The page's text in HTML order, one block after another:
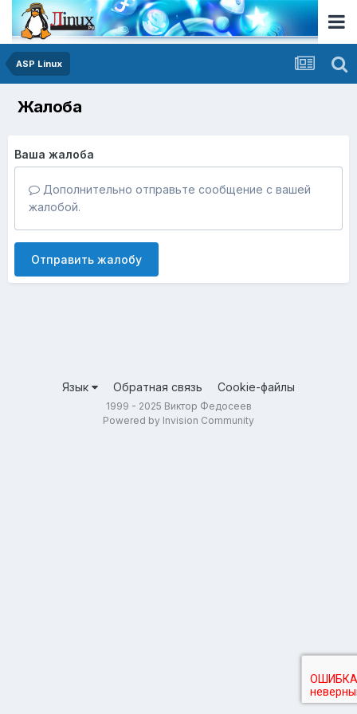
ASP Linux
Жалоба
Ваша жалоба
Дополнительно отправьте сообщение с вашей
жалобой.
Отправить жалобу
Язык Обратная связь Cookie-файлы
1999 - 2025 Виктор Федосеев
Powered by Invision Community